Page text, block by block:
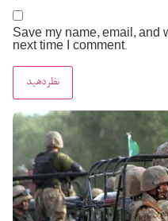
Save my name, email, and
next time I comment.